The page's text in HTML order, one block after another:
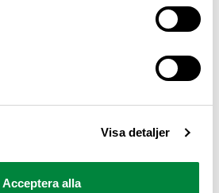
Visa detaljer
Acceptera alla
största konsumentorganisation
Lilja